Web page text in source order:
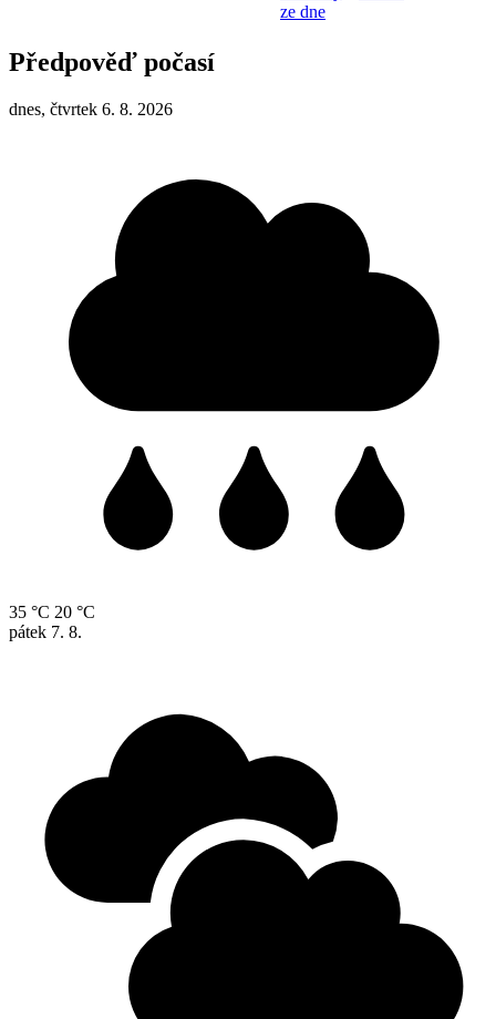
ze dne
Předpověď počasí
dnes, čtvrtek 6. 8. 2026
35 °C 20 °C
pátek 7. 8.